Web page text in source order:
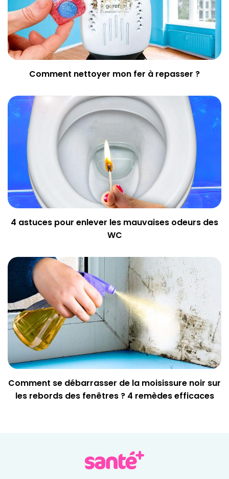
Comment nettoyer mon fer à repasser ?
4 astuces pour enlever les mauvaises odeurs des
WC
Comment se débarrasser de la moisissure noir sur
les rebords des fenêtres ? 4 remèdes efficaces